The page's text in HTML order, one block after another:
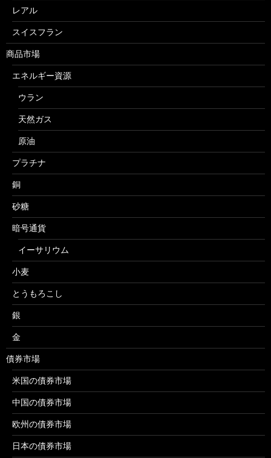
レアル
スイスフラン
商品市場
エネルギー資源
ウラン
天然ガス
原油
プラチナ
銅
砂糖
暗号通貨
イーサリウム
小麦
とうもろこし
銀
金
債券市場
米国の債券市場
中国の債券市場
欧州の債券市場
日本の債券市場